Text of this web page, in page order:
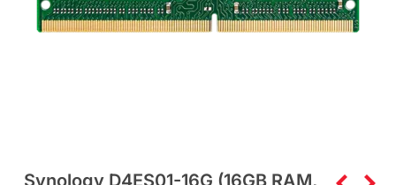
Synology D4ES01-16G (16GB RAM,